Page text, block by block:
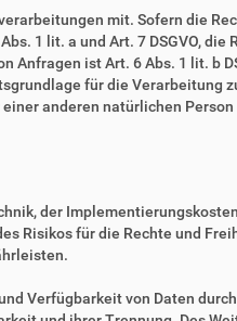
mit. Sofern die
1 lit. a und Art. 7 DSGVO,
ist Art. 6 Abs. 1 lit. b
für die Verarbeitung
anderen natürlichen
der
Risikos für die Rechte und
Verfügbarkeit von Daten